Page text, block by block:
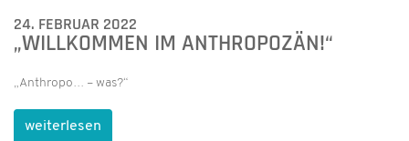
24. FEBRUAR 2022
„WILLKOMMEN IM ANTHROPOZÄN!“
„Anthropo… – was?“
weiterlesen